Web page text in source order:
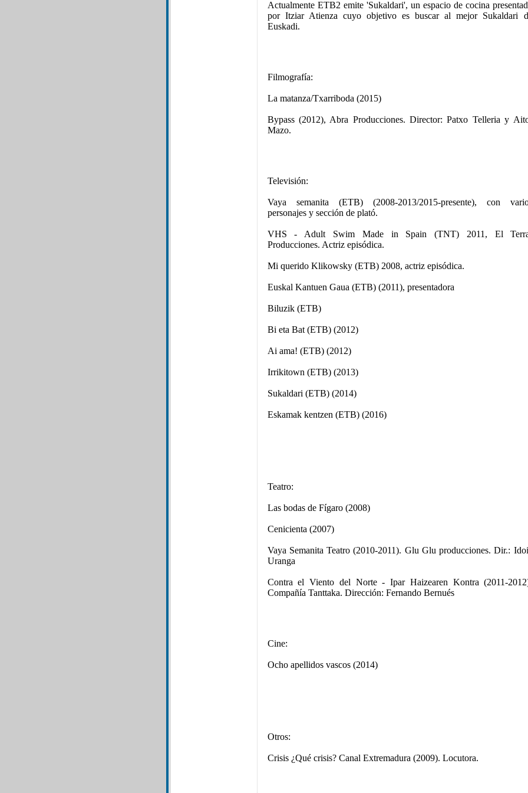
Actualmente ETB2 emite 'Sukaldari', un espacio de cocina
por Itziar Atienza cuyo objetivo es buscar al mejor Sukaldari
Euskadi.
Filmografía:
La matanza/Txarriboda (2015)
Bypass (2012), Abra Producciones. Director: Patxo Telleria y
Mazo.
Televisión:
Vaya semanita (ETB) (2008-2013/2015-presente), con
personajes y sección de plató.
VHS - Adult Swim Made in Spain (TNT) 2011, El
Producciones. Actriz episódica.
Mi querido Klikowsky (ETB) 2008, actriz episódica.
Euskal Kantuen Gaua (ETB) (2011), presentadora
Biluzik (ETB)
Bi eta Bat (ETB) (2012)
Ai ama! (ETB) (2012)
Irrikitown (ETB) (2013)
Sukaldari (ETB) (2014)
Eskamak kentzen (ETB) (2016)
Teatro:
Las bodas de Fígaro (2008)
Cenicienta (2007)
Vaya Semanita Teatro (2010-2011). Glu Glu producciones. Dir.:
Uranga
Contra el Viento del Norte - Ipar Haizearen Kontra (2011-
Compañía Tanttaka. Dirección: Fernando Bernués
Cine:
Ocho apellidos vascos (2014)
Otros:
Crisis ¿Qué crisis? Canal Extremadura (2009). Locutora.